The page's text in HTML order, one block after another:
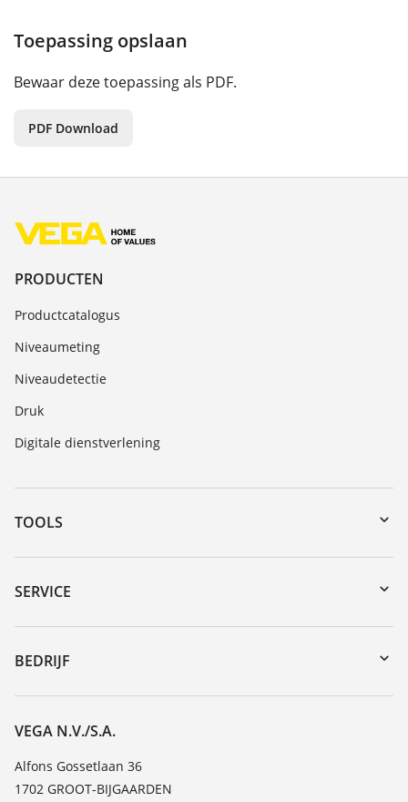
Toepassing opslaan
Bewaar deze toepassing als PDF.
PDF Download
PRODUCTEN
Productcatalogus
Niveaumeting
Niveaudetectie
Druk
Digitale dienstverlening
TOOLS
Downloads
Serienummer zoeken
DTM Collection/PACTware
SERVICE
Reparatieformulier instrument
Seminars
TeamViewer
BEDRIJF
Vacature
Over VEGA
Contact
Nieuws
VEGA N.V./S.A.
Alfons Gossetlaan 36
1702 GROOT-BIJGAARDEN